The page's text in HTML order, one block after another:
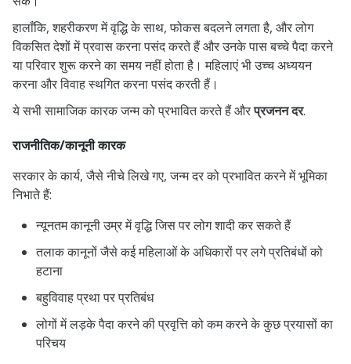
हालाँकि, शहरीकरण में वृद्धि के साथ, फोकस बदलने लगता है, और लोग
विकसित देशों में प्रवास करना पसंद करते हैं और उनके पास बच्चे पैदा करने
या परिवार शुरू करने का समय नहीं होता है। महिलाएं भी उच्च अध्ययन
करना और विवाह स्थगित करना पसंद करती हैं।
ये सभी सामाजिक कारक जन्म को प्रभावित करते हैं औरप्रजनन दर.
राजनीतिक/कानूनी कारक
सरकार के कार्य, जैसे नीचे लिखे गए, जन्म दर को प्रभावित करने में भूमिका
निभाते हैं:
न्यूनतम कानूनी उम्र में वृद्धि जिस पर लोग शादी कर सकते हैं
तलाक कानूनों जैसे कई महिलाओं के अधिकारों पर लगे प्रतिबंधों को
हटाना
बहुविवाह प्रथा पर प्रतिबंध
लोगों में लड़के पैदा करने की प्रवृत्ति को कम करने के कुछ प्रयासों का
परिचय